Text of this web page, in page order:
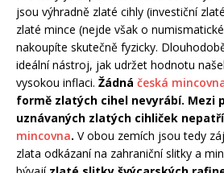
jsou výhradně zlaté cihly (investiční
zlaté mince (nejde však o
nakoupíte skutečně fyzicky.
ideální nástroj, jak udržet hodnotu
vysokou inflaci. Žádná česká
formě zlatých cihel nevyrábí. Mezi
uznávaných zlatých cihliček
mincovna. V obou zemích jsou tedy
zlata odkázaní na zahraniční slitky a